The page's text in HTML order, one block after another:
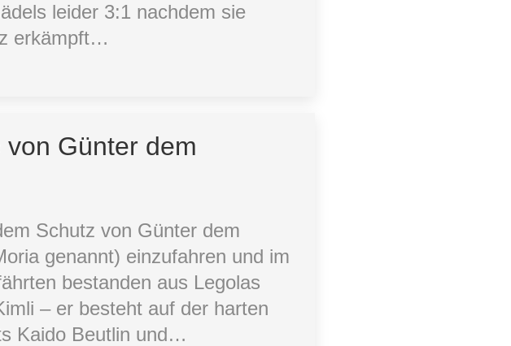
leider 3:1 nachdem sie
erkämpft…
Günter dem
Schutz von Günter dem
genannt) einzufahren und im
bestanden aus Legolas
– er besteht auf der harten
Kaido Beutlin und…